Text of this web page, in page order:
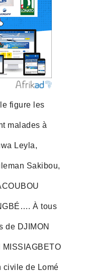
figure les
malades à
Leyla,
Sakibou,
À tous
de DJIMON
civile de Lomé